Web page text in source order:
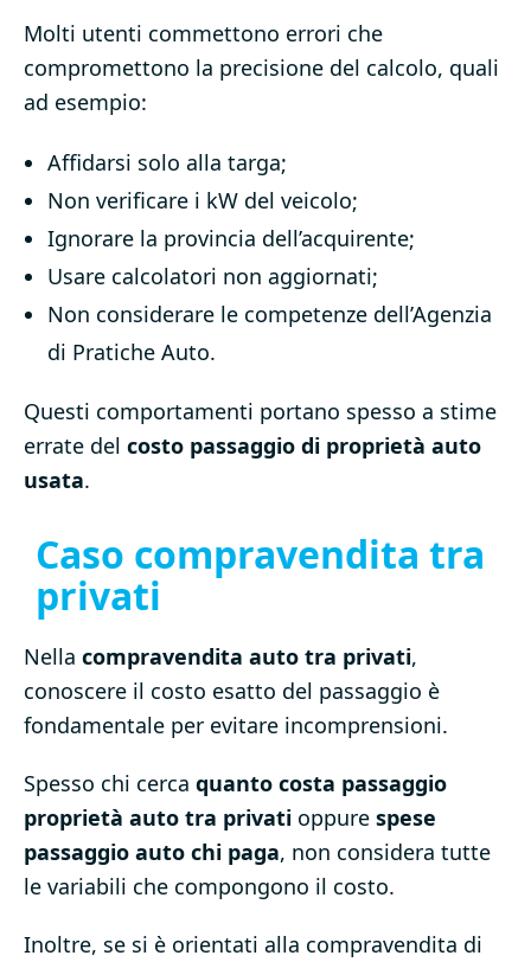
Molti utenti commettono errori che
compromettono la precisione del calcolo, quali
ad esempio:
Affidarsi solo alla targa;
Non verificare i kW del veicolo;
Ignorare la provincia dell’acquirente;
Usare calcolatori non aggiornati;
Non considerare le competenze dell’Agenzia
di Pratiche Auto.
Questi comportamenti portano spesso a stime
errate del costo passaggio di proprietà auto
usata.
Caso compravendita tra
privati
Nella compravendita auto tra privati,
conoscere il costo esatto del passaggio è
fondamentale per evitare incomprensioni.
Spesso chi cerca quanto costa passaggio
proprietà auto tra privati oppure spese
passaggio auto chi paga, non considera tutte
le variabili che compongono il costo.
Inoltre, se si è orientati alla compravendita di